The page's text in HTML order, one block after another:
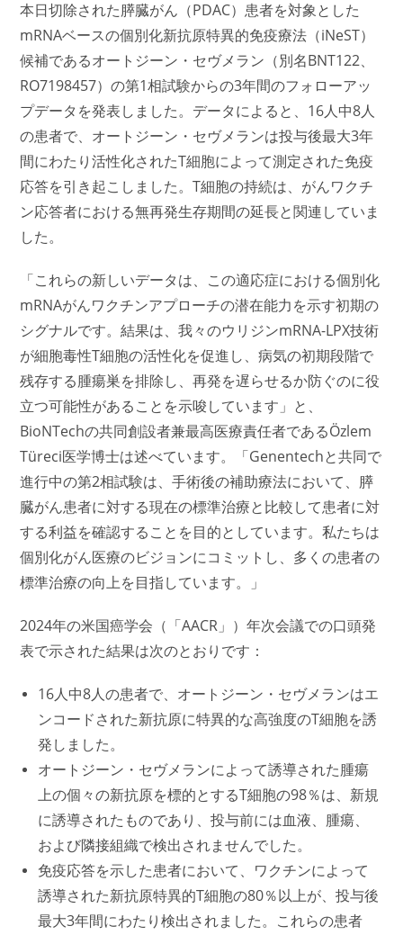
本日切除された膵臓がん（PDAC）患者を対象とした
mRNAベースの個別化新抗原特異的免疫療法（iNeST）
候補であるオートジーン・セヴメラン（別名BNT122、
RO7198457）の第1相試験からの3年間のフォローアッ
プデータを発表しました。データによると、16人中8人
の患者で、オートジーン・セヴメランは投与後最大3年
間にわたり活性化されたT細胞によって測定された免疫
応答を引き起こしました。T細胞の持続は、がんワクチ
ン応答者における無再発生存期間の延長と関連していま
した。
「これらの新しいデータは、この適応症における個別化
mRNAがんワクチンアプローチの潜在能力を示す初期の
シグナルです。結果は、我々のウリジンmRNA-LPX技術
が細胞毒性T細胞の活性化を促進し、病気の初期段階で
残存する腫瘍巣を排除し、再発を遅らせるか防ぐのに役
立つ可能性があることを示唆しています」と、
BioNTechの共同創設者兼最高医療責任者であるÖzlem
Türeci医学博士は述べています。「Genentechと共同で
進行中の第2相試験は、手術後の補助療法において、膵
臓がん患者に対する現在の標準治療と比較して患者に対
する利益を確認することを目的としています。私たちは
個別化がん医療のビジョンにコミットし、多くの患者の
標準治療の向上を目指しています。」
2024年の米国癌学会（「AACR」）年次会議での口頭発
表で示された結果は次のとおりです：
16人中8人の患者で、オートジーン・セヴメランはエ
ンコードされた新抗原に特異的な高強度のT細胞を誘
発しました。
オートジーン・セヴメランによって誘導された腫瘍
上の個々の新抗原を標的とするT細胞の98％は、新規
に誘導されたものであり、投与前には血液、腫瘍、
および隣接組織で検出されませんでした。
免疫応答を示した患者において、ワクチンによって
誘導された新抗原特異的T細胞の80％以上が、投与後
最大3年間にわたり検出されました。これらの患者